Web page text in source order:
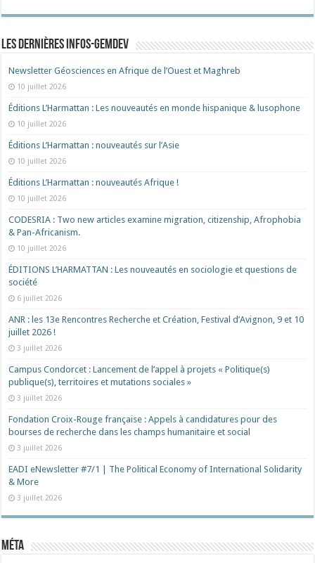
Les dernières Infos-Gemdev
Newsletter Géosciences en Afrique de l’Ouest et Maghreb
10 juillet 2026
Éditions L’Harmattan : Les nouveautés en monde hispanique & lusophone
10 juillet 2026
Éditions L’Harmattan : nouveautés sur l’Asie
10 juillet 2026
Éditions L’Harmattan : nouveautés Afrique !​
10 juillet 2026
CODESRIA : Two new articles examine migration, citizenship, Afrophobia
& Pan-Africanism.
10 juillet 2026
ÉDITIONS L’HARMATTAN : Les nouveautés en sociologie et questions de
société
6 juillet 2026
ANR : les 13e Rencontres Recherche et Création, Festival d’Avignon, 9 et 10
juillet 2026 !
3 juillet 2026
Campus Condorcet : Lancement de l’appel à projets « Politique(s)
publique(s), territoires et mutations sociales »
3 juillet 2026
Fondation Croix-Rouge française : Appels à candidatures pour des
bourses de recherche dans les champs humanitaire et social
3 juillet 2026
EADI eNewsletter #7/1 | The Political Economy of International Solidarity
& More
3 juillet 2026
Méta